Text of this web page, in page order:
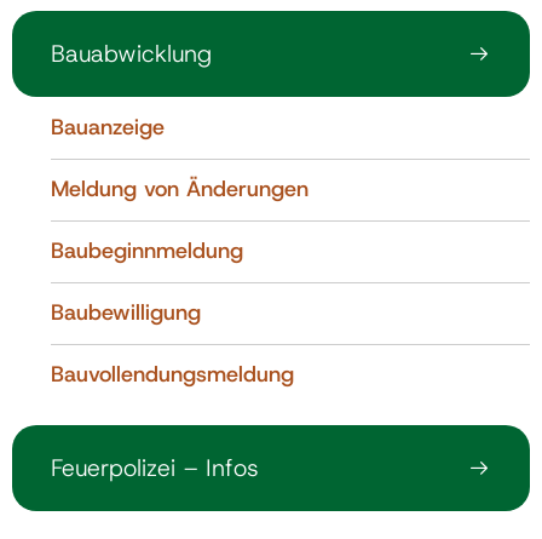
Veranstaltungen
Jobs
Gemeinde
Kontakt
Bauabwicklung
Bauanzeige
Meldung von Änderungen
Baubeginnmeldung
Baubewilligung
Bauvollendungsmeldung
Feuerpolizei – Infos